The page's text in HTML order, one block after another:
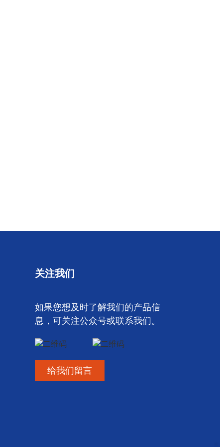
关注我们
如果您想及时了解我们的产品信
息，可关注公众号或联系我们。
给我们留言